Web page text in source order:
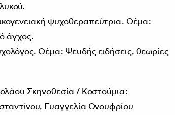
ψυχοθεραπεύτρια. Θέμα:
άγχος.
Θέμα: Ψευδής ειδήσεις, θεωρίες
Σκηνοθεσία / Κοστούμια:
Ευαγγελία Ονουφρίου